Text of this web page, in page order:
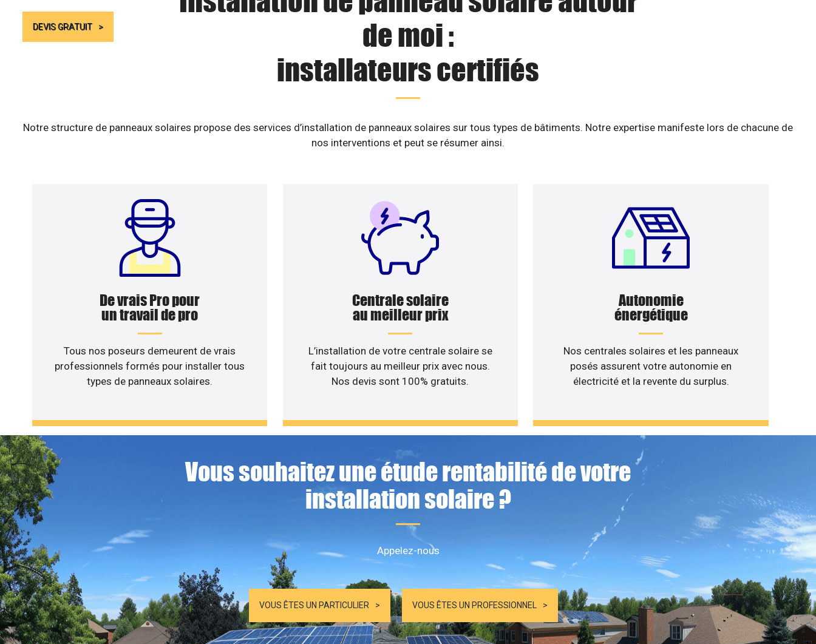
DEVIS GRATUIT
de moi :
installateurs certifiés
Notre structure de panneaux solaires propose des services d’installation de panneaux solaires sur tous types de bâtiments. Notre expertise manifeste lors de chacune de
nos interventions et peut se résumer ainsi.
De vrais Pro pour
un travail de pro
Tous nos poseurs demeurent de vrais
professionnels formés pour installer tous
types de panneaux solaires.
Centrale solaire
au meilleur prix
L’installation de votre centrale solaire se
fait toujours au meilleur prix avec nous.
Nos devis sont 100% gratuits.
Autonomie
énergétique
Nos centrales solaires et les panneaux
posés assurent votre autonomie en
électricité et la revente du surplus.
Vous souhaitez une étude rentabilité de votre
installation solaire ?
Appelez-nous
VOUS ÊTES UN PARTICULIER VOUS ÊTES UN PROFESSIONNEL